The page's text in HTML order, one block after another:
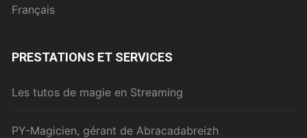
Français
PRESTATIONS ET SERVICES
Les tutos de magie en Streaming
PY-Magicien, gérant de Abracadabreizh